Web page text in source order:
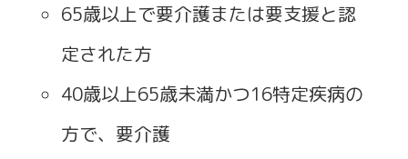
65歳以上で要介護または要支援と認
定された方
40歳以上65歳未満かつ16特定疾病の
方で、要介護